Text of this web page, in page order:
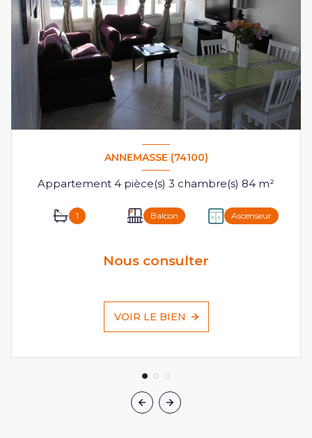
ANNEMASSE (74100)
Appartement 4 pièce(s) 3 chambre(s) 84 m²
1 Balcon Ascenseur
Nous consulter
VOIR LE BIEN